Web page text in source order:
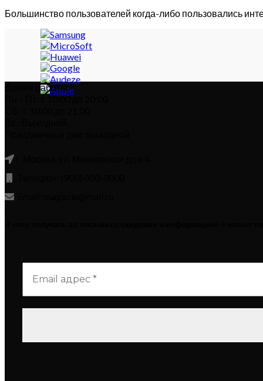
Большинство пользователей когда-либо пользовались
Время работы:
Пн – Пт: с 10:00 до 20:00